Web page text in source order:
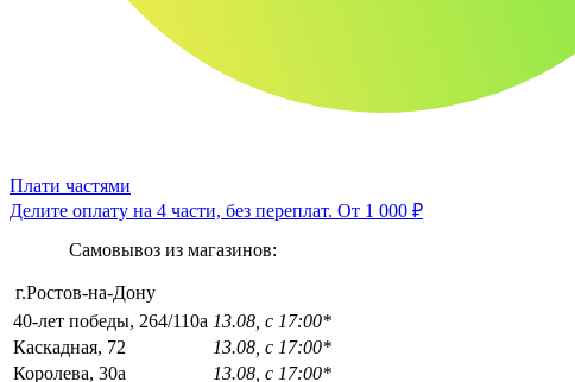
Плати частями
Делите оплату на 4 части, без переплат. От 1 000 ₽
Самовывоз из магазинов:
г.Ростов-на-Дону
40-лет победы, 264/110а 13.08, с 17:00*
Каскадная, 72
13.08, с 17:00*
Королева, 30а
13.08, с 17:00*